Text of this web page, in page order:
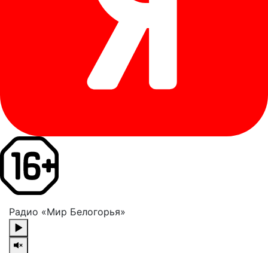
Радио «Мир Белогорья»